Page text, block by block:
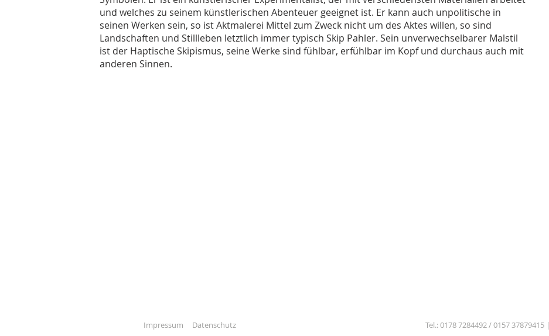
und welches zu seinem künstlerischen Abenteuer geeignet ist. Er kann auch unpolitische in
seinen Werken sein, so ist Aktmalerei Mittel zum Zweck nicht um des Aktes willen, so sind
Landschaften und Stillleben letztlich immer typisch Skip Pahler. Sein unverwechselbarer Malstil
ist der Haptische Skipismus, seine Werke sind fühlbar, erfühlbar im Kopf und durchaus auch mit
anderen Sinnen.
Impressum Datenschutz Tel.: 0178 7284492 / 0157 37879415 |